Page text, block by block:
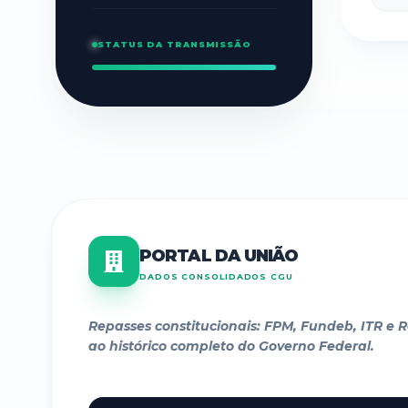
STATUS DA TRANSMISSÃO
PORTAL DA UNIÃO
DADOS CONSOLIDADOS CGU
Repasses constitucionais: FPM, Fundeb, ITR e
ao histórico completo do Governo Federal.